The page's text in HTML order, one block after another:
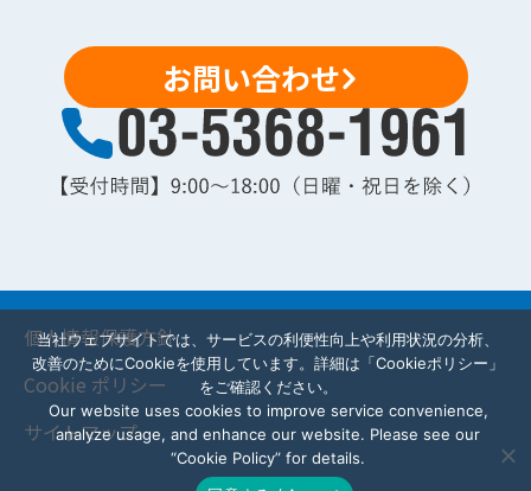
お問い合わせ
個人情報保護方針
Cookie ポリシー
サイトマップ
当社ウェブサイトでは、サービスの利便性向上や利用状況の分析、
改善のためにCookieを使用しています。詳細は「Cookieポリシー」
をご確認ください。
Our website uses cookies to improve service convenience,
analyze usage, and enhance our website. Please see our
“Cookie Policy” for details.